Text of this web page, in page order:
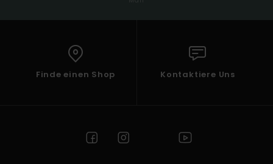
Finde einen Shop Kontaktiere Uns